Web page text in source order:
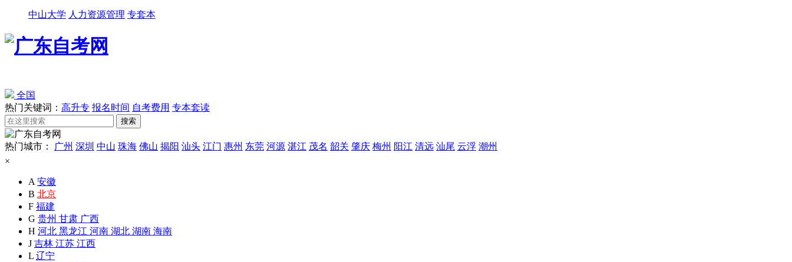
中山大学 人力资源管理 专套本
全国
热门关键词： 高升专 报名时间 自考费用 专本套读
热门城市： 广州 深圳 中山 珠海 佛山 揭阳 汕头 江门 惠州 东莞 河源 湛江 茂名 韶关 肇庆 梅州 阳江 清远 汕尾 云浮 潮州
×
A 安徽
B 北京
F 福建
G 贵州 甘肃 广西
H 河北 黑龙江 河南 湖北 湖南 海南
J 吉林 江苏 江西
L 辽宁